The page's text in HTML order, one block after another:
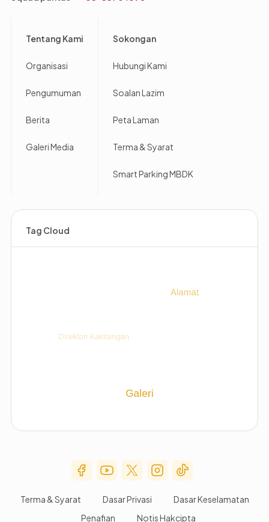
Tentang Kami
Organisasi
Pengumuman
Berita
Galeri Media
Sokongan
Hubungi Kami
Soalan Lazim
Peta Laman
Terma & Syarat
Smart Parking MBDK
Tag Cloud
Social Media Menu
Terma & Syarat Dasar Privasi
Dasar Keselamatan
Penafian
Notis Hakcipta